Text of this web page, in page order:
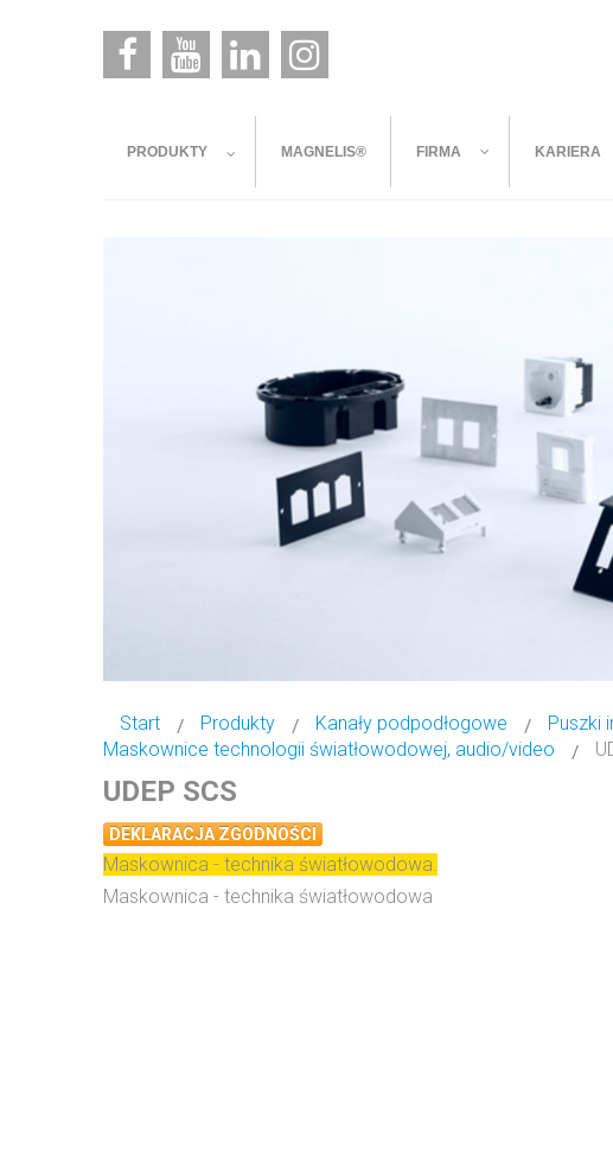
PRODUKTY MAGNELIS® FIRMA KARIERA
Start Produkty Kanały podpodłogowe Puszki
Maskownice technologii światłowodowej, audio/video
UDEP SCS
DEKLARACJA ZGODNOŚCI
Maskownica - technika światłowodowa.
Maskownica - technika światłowodowa